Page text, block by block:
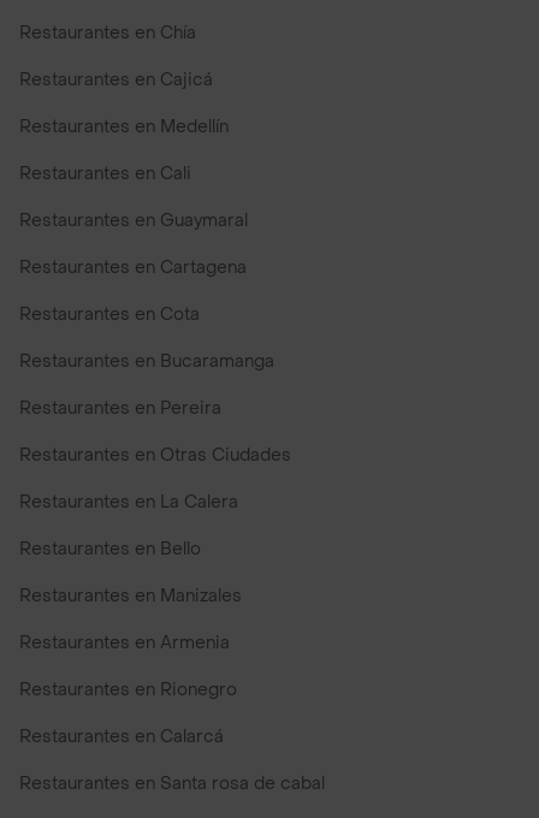
Restaurantes en Chía
Restaurantes en Cajicá
Restaurantes en Medellín
Restaurantes en Cali
Restaurantes en Guaymaral
Restaurantes en Cartagena
Restaurantes en Cota
Restaurantes en Bucaramanga
Restaurantes en Pereira
Restaurantes en Otras Ciudades
Restaurantes en La Calera
Restaurantes en Bello
Restaurantes en Manizales
Restaurantes en Armenia
Restaurantes en Rionegro
Restaurantes en Calarcá
Restaurantes en Santa rosa de cabal